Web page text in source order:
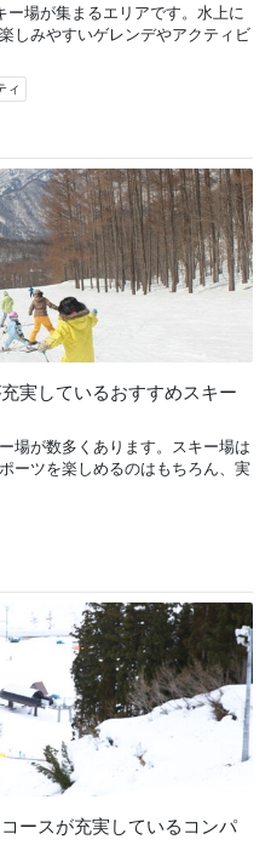
場が集まるエリアです。水上に
しみやすいゲレンデやアクティビ
ィ
実しているおすすめスキー
場が数多くあります。スキー場は
ーツを楽しめるのはもちろん、実
ースが充実しているコンパ